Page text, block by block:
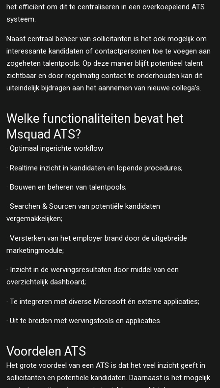
het efficiënt om dit te centraliseren in een overkoepelend ATS
systeem.
Naast centraal beheer van sollicitanten is het ook mogelijk om
interessante kandidaten of contactpersonen toe te voegen aan
zogeheten talentpools. Op deze manier blijft potentieel talent
zichtbaar en door regelmatig contact te onderhouden kan dit
uiteindelijk bijdragen aan het aannemen van nieuwe collega’s.
Welke functionaliteiten bevat het
Msquad ATS?
· Optimaal ingerichte workflow
· Realtime inzicht in kandidaten en lopende procedures;
· Bouwen en beheren van talentpools;
· Searchen & Sourcen van potentiële kandidaten
vergemakkelijken;
· Versterken van het employer brand door de uitgebreide
marketingmodule;
· Inzicht in de wervingsresultaten door middel van een
overzichtelijk dashboard;
· Te integreren met diverse Microsoft én externe applicaties;
· Uit te breiden met wervingstools en applicaties.
Voordelen ATS
Het grote voordeel van een ATS is dat het veel inzicht geeft in
sollicitanten en potentiële kandidaten. Daarnaast is het mogelijk